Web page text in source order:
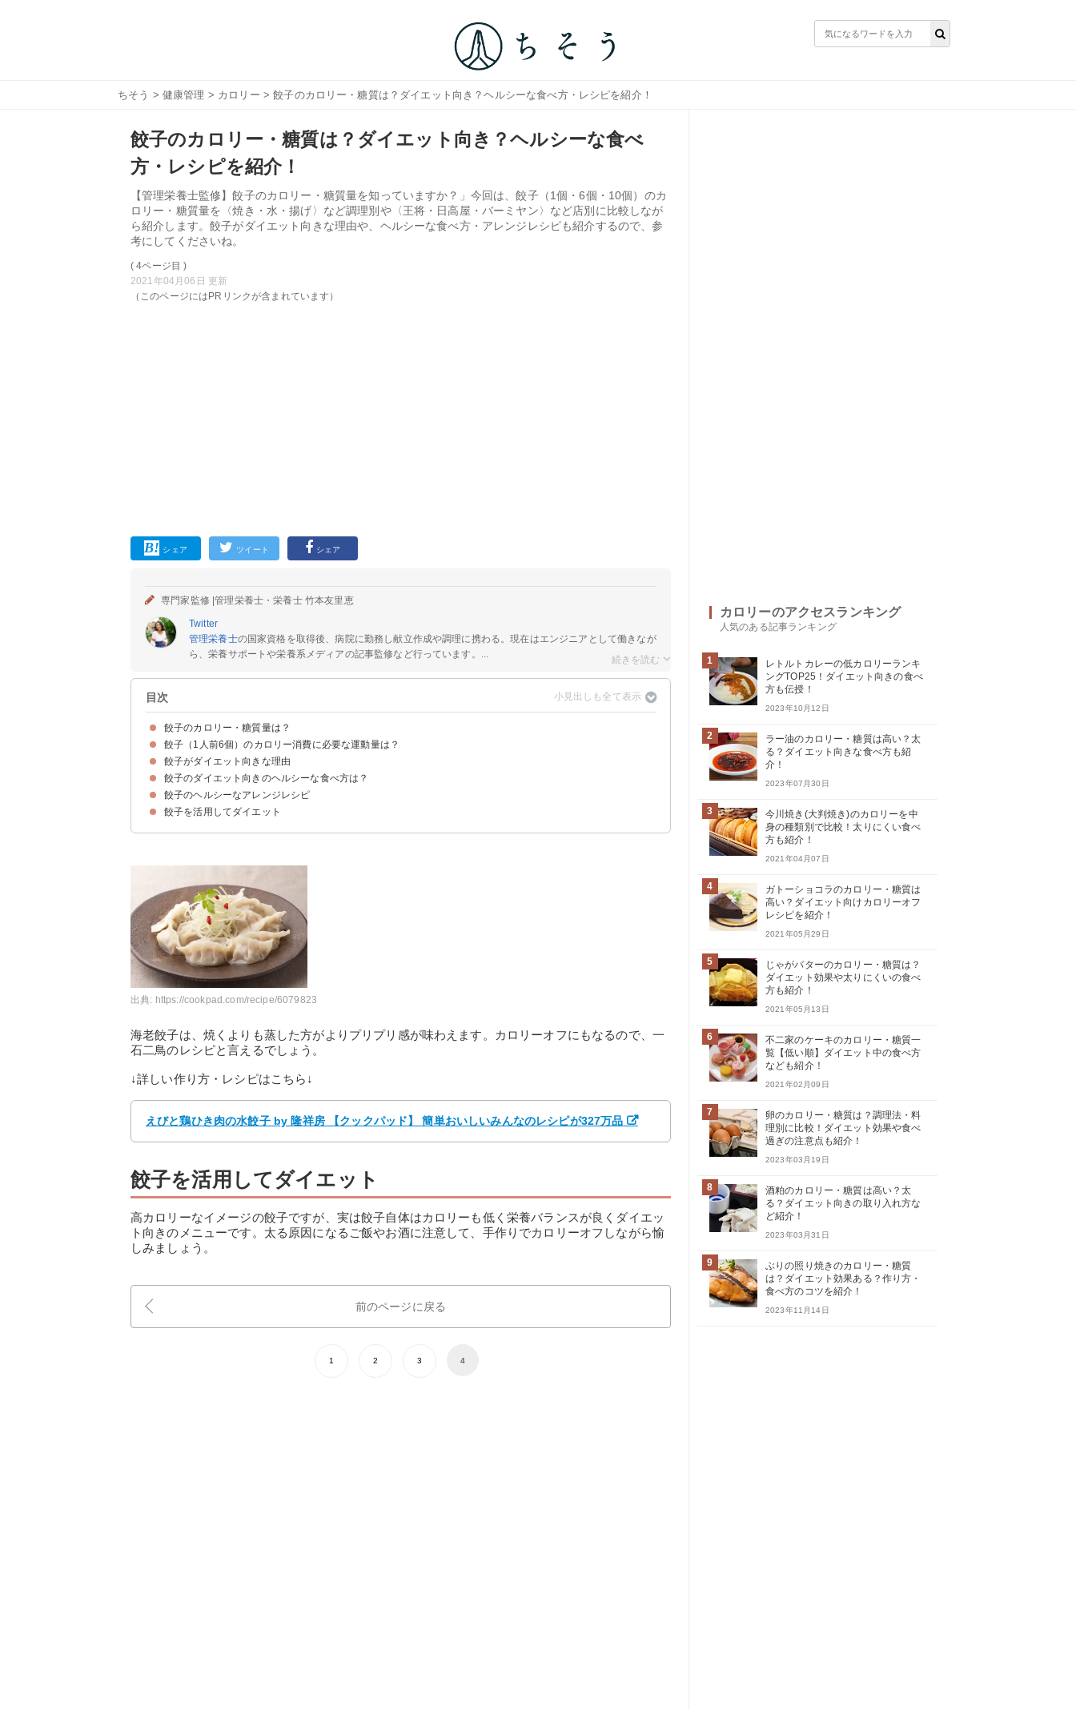
ちそう > 健康管理 > カロリー > 餃子のカロリー・糖質は？ダイエット向き？ヘルシーな食べ方・レシピを紹介！
餃子のカロリー・糖質は？ダイエット向き？ヘルシーな食べ
方・レシピを紹介！
【管理栄養士監修】餃子のカロリー・糖質量を知っていますか？」今回は、餃子（1個・6個・10個）のカ
ロリー・糖質量を〈焼き・水・揚げ〉など調理別や〈王将・日高屋・バーミヤン〉など店別に比較しなが
ら紹介します。餃子がダイエット向きな理由や、ヘルシーな食べ方・アレンジレシピも紹介するので、参
考にしてくださいね。
( 4ページ目 )
2021年04月06日 更新
（このページにはPRリンクが含まれています）
シェア ツイート シェア
専門家監修 |管理栄養士・栄養士 竹本友里恵
Twitter
管理栄養士の国家資格を取得後、病院に勤務し献立作成や調理に携わる。現在はエンジニアとして働きなが
ら、栄養サポートや栄養系メディアの記事監修など行っています。...
目次
餃子のカロリー・糖質量は？
餃子（皮・タネ）のカロリー・糖質量
餃子の【調理法別】のカロリー・糖質
餃子を【店別】にカロリー・糖質量を比較
餃子（1人前6個）のカロリー消費に必要な運動量は？
餃子がダイエット向きな理由
栄養バランスが良い
ビタミンB1による代謝促進
餃子ダイエットのやり方
餃子のダイエット向きのヘルシーな食べ方は？
①水餃子を選ぶ
②ご飯を控えめにする
③お酒を飲み過ぎない
④餃子の皮を糖質オフタイプを選ぶ
⑤タネに海老・きのこ類を入れる
⑥皮に野菜を代用する
⑦下味をしっかりつける
餃子のヘルシーなアレンジレシピ
①トマト餃子（202kcal）
②スープ餃子（92kcal）
③海老蒸し餃子（241kcal）
餃子を活用してダイエット
出典: https://cookpad.com/recipe/6079823
海老餃子は、焼くよりも蒸した方がよりプリプリ感が味わえます。カロリーオフにもなるので、一
石二鳥のレシピと言えるでしょう。
↓詳しい作り方・レシピはこちら↓
えびと鶏ひき肉の水餃子 by 隆祥房 【クックパッド】 簡単おいしいみんなのレシピが327万品
餃子を活用してダイエット
高カロリーなイメージの餃子ですが、実は餃子自体はカロリーも低く栄養バランスが良くダイエッ
ト向きのメニューです。太る原因になるご飯やお酒に注意して、手作りでカロリーオフしながら愉
しみましょう。
前のページに戻る
1 2 3 4
カロリーのアクセスランキング
人気のある記事ランキング
1
レトルトカレーの低カロリーランキ
ングTOP25！ダイエット向きの食べ
方も伝授！
2023年10月12日
2
ラー油のカロリー・糖質は高い？太
る？ダイエット向きな食べ方も紹
介！
2023年07月30日
3
今川焼き(大判焼き)のカロリーを中
身の種類別で比較！太りにくい食べ
方も紹介！
2021年04月07日
4
ガトーショコラのカロリー・糖質は
高い？ダイエット向けカロリーオフ
レシピを紹介！
2021年05月29日
5
じゃがバターのカロリー・糖質は？
ダイエット効果や太りにくいの食べ
方も紹介！
2021年05月13日
6
不二家のケーキのカロリー・糖質一
覧【低い順】ダイエット中の食べ方
なども紹介！
2021年02月09日
7
卵のカロリー・糖質は？調理法・料
理別に比較！ダイエット効果や食べ
過ぎの注意点も紹介！
2023年03月19日
8
酒粕のカロリー・糖質は高い？太
る？ダイエット向きの取り入れ方な
ど紹介！
2023年03月31日
9
ぶりの照り焼きのカロリー・糖質
は？ダイエット効果ある？作り方・
食べ方のコツを紹介！
2023年11月14日